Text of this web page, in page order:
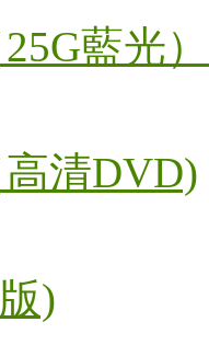
藍光）
清DVD)
)